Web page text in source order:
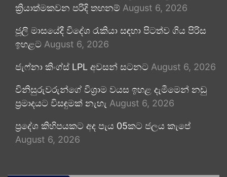
ක්‍රියාත්මකවන පරිදි තහනම් August 6, 2026
ජූලි මාසයේදී විදේශ රැකියා සඳහා පිටත්ව ගිය පිරිස
ඉහළට August 6, 2026
ජැෆ්නා කිංග්ස් LPL අවසන් සටනට August 6, 2026
විනිසුරුවරුන්ගේ විශ්‍රාම වයස ඉහළ දැමීමෙන් නඩු
ප්‍රමාදයට විසඳුමක් නැහැ August 6, 2026
ප්‍රදේශ කිහිපයකට අද පැය 05කට ජලය කැපේ
August 6, 2026